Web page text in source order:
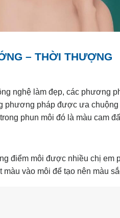
– THỜI THƯỢNG
nghệ làm đẹp, các phương
phương pháp được ưa
phun môi đó là màu cam
điểm môi được nhiều chị
vào môi để tạo nên màu